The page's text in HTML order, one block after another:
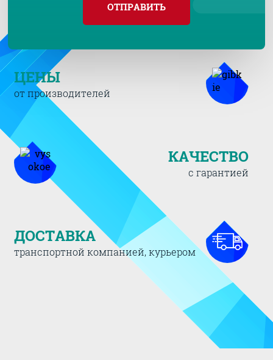
ОТПРАВИТЬ
ЦЕНЫ
от производителей
КАЧЕСТВО
с гарантией
ДОСТАВКА
транспортной компанией, курьером